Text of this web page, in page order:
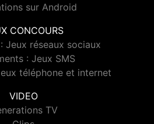
sur Android
CONCOURS
Jeux réseaux sociaux
: Jeux SMS
téléphone et internet
VIDEO
TV